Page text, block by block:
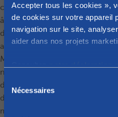
Accepter tous les cookies »,
de cookies sur votre appareil
navigation sur le site,
aider dans nos projets
S
Nécessaires
c’est unâge clé: à cet
âge, la plupart des enfants
développent un sens plus
aigu des responsabilités.
Mais cela
ne signifie pas qu’ils sont
déjà capables
de s’occuper des autres
membres de la fratrie.